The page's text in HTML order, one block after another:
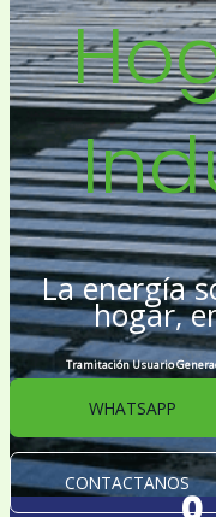
La energía
hogar,
Tramitación Usuario
WHATSAPP
CONTACTANOS